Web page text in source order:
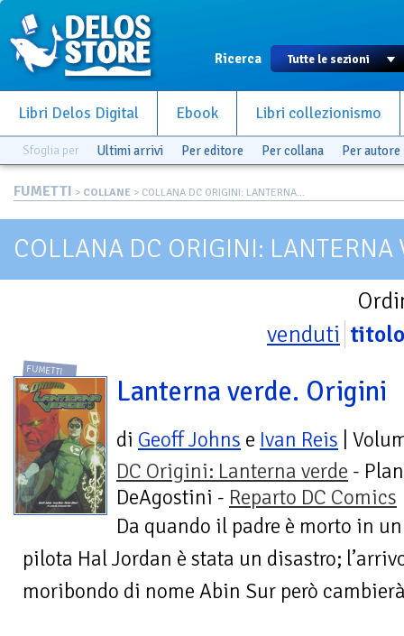
Ricerca
Libri Delos Digital Ebook Libri collezionismo
Sfoglia per Ultimi arrivi Per editore Per collana Per autore
FUMETTI > COLLANE > COLLANA DC ORIGINI: LANTERNA...
COLLANA DC ORIGINI: LANTERNA
venduti titolo
FUMETTI
Lanterna verde. Origini
di Geoff Johns e Ivan Reis |
DC Origini: Lanterna verde -
DeAgostini - Reparto DC Comics
Da quando il padre è morto in
pilota Hal Jordan è stata un disastro;
moribondo di nome Abin Sur però